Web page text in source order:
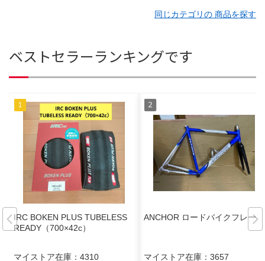
同じカテゴリの 商品を探す
ベストセラーランキングです
IRC BOKEN PLUS TUBELESS
READY（700×42c）
マイストア在庫： 4310
ANCHOR ロードバイクフレーム
マイストア在庫： 3657